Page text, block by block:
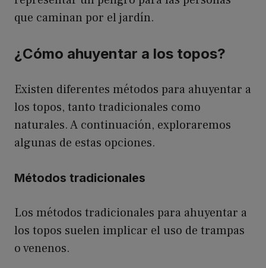
que caminan por el jardín.
¿Cómo ahuyentar a los topos?
Existen diferentes métodos para ahuyentar a
los topos, tanto tradicionales como
naturales. A continuación, exploraremos
algunas de estas opciones.
Métodos tradicionales
Los métodos tradicionales para ahuyentar a
los topos suelen implicar el uso de trampas
o venenos.